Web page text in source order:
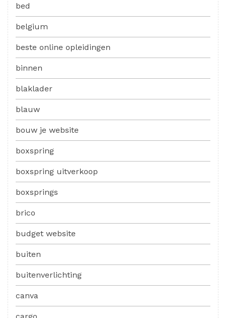
bed
belgium
beste online opleidingen
binnen
blaklader
blauw
bouw je website
boxspring
boxspring uitverkoop
boxsprings
brico
budget website
buiten
buitenverlichting
canva